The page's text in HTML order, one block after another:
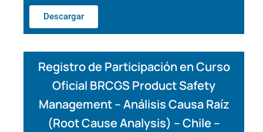
Descargar
Registro de Participación en Curso
Oficial BRCGS Product Safety
Management – Análisis Causa Raíz
(Root Cause Analysis) – Chile –